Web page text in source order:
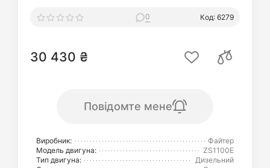
0 Код: 6279
30 430 ₴
Повідомте мене
Виробник:
Файтер
Модель двигуна:
ZS1100E
Тип двигуна:
Дизельний